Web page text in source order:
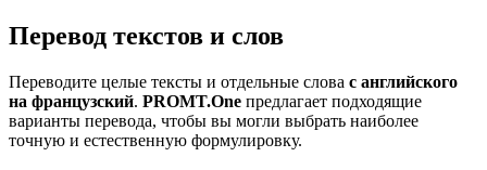
Перевод текстов и слов
Переводите целые тексты и отдельные слова с английского
на французский. PROMT.One предлагает подходящие
варианты перевода, чтобы вы могли выбрать наиболее
точную и естественную формулировку.